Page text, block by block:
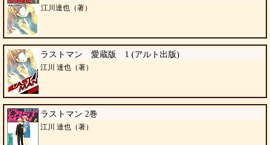
江川達也（著）
ラストマン 愛蔵版 1 (アルト出版)
江川 達也（著）
ラストマン 2巻
江川 達也（著）